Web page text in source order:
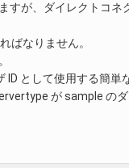
が、ダイレクトコ
ばなりません。
として使用する簡単
が sample の